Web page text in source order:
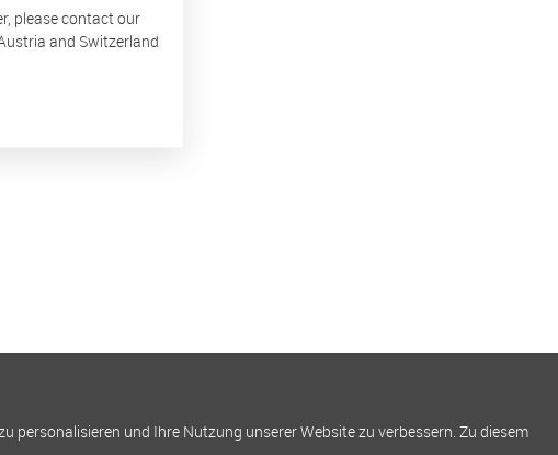
please contact our
and Switzerland
personalisieren und Ihre Nutzung unserer Website zu verbessern. Zu diesem